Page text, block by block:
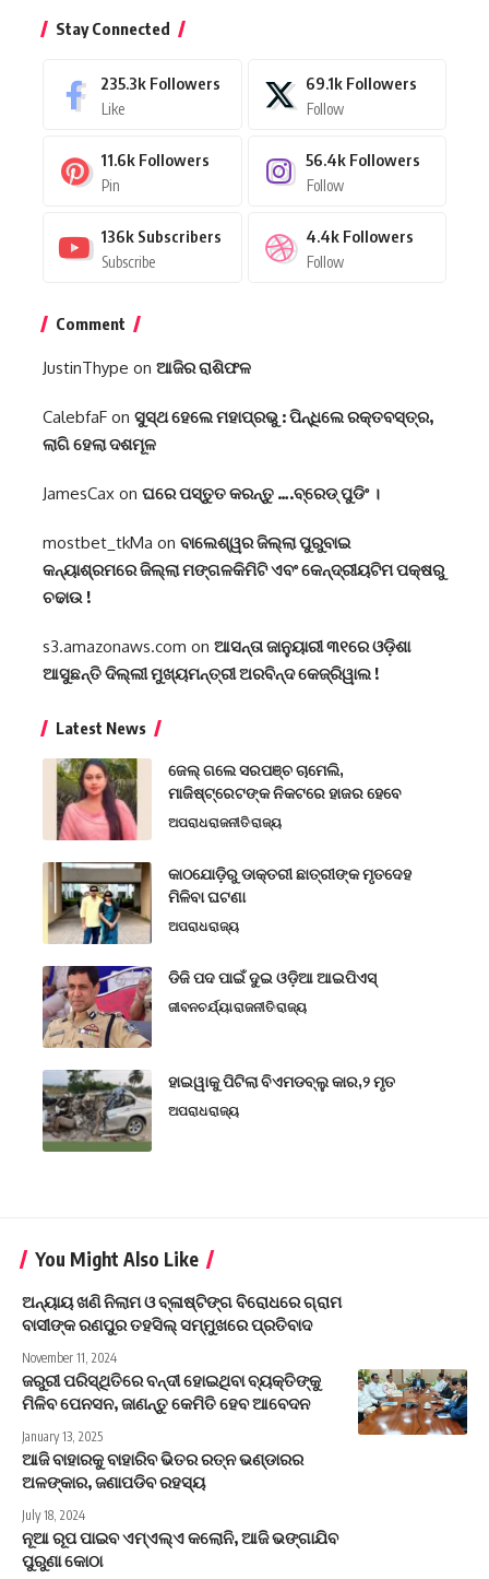
Stay Connected
235.3k Followers
Like
69.1k Followers
Follow
11.6k Followers
Pin
56.4k Followers
Follow
136k Subscribers
Subscribe
4.4k Followers
Follow
Comment
JustinThype on ଆଜିର ରାଶିଫଳ
CalebfaF on ସୁସ୍ଥ ହେଲେ ମହାପ୍ରଭୁ : ପିନ୍ଧିଲେ ରକ୍ତବସ୍ତ୍ର,
ଲାଗି ହେଲା ଦଶମୂଳ
JamesCax on ଘରେ ପସ୍ତୁତ କରନ୍ତୁ ….ବ୍ରେଡ୍ ପୁଡିଂ ।
mostbet_tkMa on ବାଲେଶ୍ୱର ଜିଲ୍ଲା ପୁରୁବାଇ
କନ୍ୟାଶ୍ରମରେ ଜିଲ୍ଲା ମଙ୍ଗଳକିମିଟି ଏବଂ କେନ୍ଦ୍ରୀୟଟିମ ପକ୍ଷରୁ
ଚଢାଉ !
s3.amazonaws.com on ଆସନ୍ତା ଜାନୁୟାରୀ ୩୧ରେ ଓଡ଼ିଶା
ଆସୁଛନ୍ତି ଦିଲ୍ଲୀ ମୁଖ୍ୟମନ୍ତ୍ରୀ ଅରବିନ୍ଦ କେଜ୍ରିୱାଲ !
Latest News
ଜେଲ୍ ଗଲେ ସରପଞ୍ଚ ଚାମେଲି,
ମାଜିଷ୍ଟ୍ରେଟଙ୍କ ନିକଟରେ ହାଜର ହେବେ
ଅପରାଧରାଜନୀତିରାଜ୍ୟ
କାଠଯୋଡ଼ିରୁ ଡାକ୍ତରୀ ଛାତ୍ରୀଙ୍କ ମୃତଦେହ
ମିଳିବା ଘଟଣା
ଅପରାଧରାଜ୍ୟ
ଡିଜି ପଦ ପାଇଁ ଦୁଇ ଓଡ଼ିଆ ଆଇପିଏସ୍
ଜୀବନଚର୍ଯ୍ୟାରାଜନୀତିରାଜ୍ୟ
ହାଇୱାକୁ ପିଟିଲା ବିଏମଡବ୍ଲୁ କାର,୨ ମୃତ
ଅପରାଧରାଜ୍ୟ
You Might Also Like
ଅନ୍ୟାୟ ଖଣି ନିଲାମ ଓ ବ୍ଳାଷ୍ଟିଙ୍ଗ ବିରୋଧରେ ଗ୍ରାମ
ବାସୀଙ୍କ ରଣପୁର ତହସିଲ୍ ସମ୍ମୁଖରେ ପ୍ରତିବାଦ
November 11, 2024
ଜରୁରୀ ପରିସ୍ଥିତିରେ ବନ୍ଦୀ ହୋଇଥିବା ବ୍ୟକ୍ତିଙ୍କୁ
ମିଳିବ ପେନସନ, ଜାଣନ୍ତୁ କେମିତି ହେବ ଆବେଦନ
January 13, 2025
ଆଜି ବାହାରକୁ ବାହାରିବ ଭିତର ରତ୍ନ ଭଣ୍ଡାରର
ଅଳଙ୍କାର, ଜଣାପଡିବ ରହସ୍ୟ
July 18, 2024
ନୂଆ ରୂପ ପାଇବ ଏମ୍ଏଲ୍ଏ କଲୋନି, ଆଜି ଭଙ୍ଗାଯିବ
ପୁରୁଣା କୋଠା